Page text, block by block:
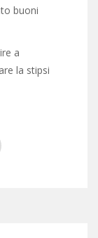
buoni
a
la stipsi